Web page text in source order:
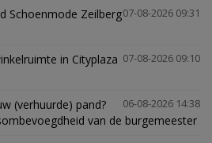
07-08-2026 09:31
Schoenmode Zeilberg
07-08-2026 09:10
in Cityplaza
06-08-2026 14:38
(verhuurde) pand?
van de burgemeester